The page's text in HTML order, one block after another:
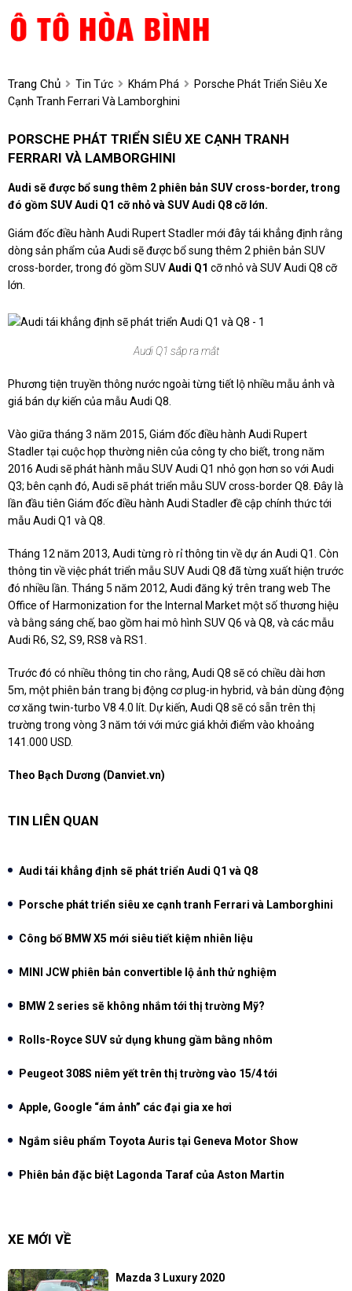
Trang Chủ Tin Tức Khám Phá
Porsche Phát Triển Siêu Xe
Cạnh Tranh Ferrari Và Lamborghini
PORSCHE PHÁT TRIỂN SIÊU XE CẠNH TRANH
FERRARI VÀ LAMBORGHINI
Audi sẽ được bổ sung thêm 2 phiên bản SUV cross-border, trong
đó gồm SUV Audi Q1 cỡ nhỏ và SUV Audi Q8 cỡ lớn.
Giám đốc điều hành Audi Rupert Stadler mới đây tái khẳng định rằng
dòng sản phẩm của Audi sẽ được bổ sung thêm 2 phiên bản SUV
cross-border, trong đó gồm SUVAudi Q1 cỡ nhỏ và SUV Audi Q8 cỡ
lớn.
Audi Q1 sắp ra mắt
Phương tiện truyền thông nước ngoài từng tiết lộ nhiều mẫu ảnh và
giá bán dự kiến của mẫu Audi Q8.
Vào giữa tháng 3 năm 2015, Giám đốc điều hành Audi Rupert
Stadler tại cuộc họp thường niên của công ty cho biết, trong năm
2016 Audi sẽ phát hành mẫu SUV Audi Q1 nhỏ gọn hơn so với Audi
Q3; bên cạnh đó, Audi sẽ phát triển mẫu SUV cross-border Q8. Đây là
lần đầu tiên Giám đốc điều hành Audi Stadler đề cập chính thức tới
mẫu Audi Q1 và Q8.
Tháng 12 năm 2013, Audi từng rò rỉ thông tin về dự án Audi Q1. Còn
thông tin về việc phát triển mẫu SUV Audi Q8 đã từng xuất hiện trước
đó nhiều lần. Tháng 5 năm 2012, Audi đăng ký trên trang web The
Office of Harmonization for the Internal Market một số thương hiệu
và bằng sáng chế, bao gồm hai mô hình SUV Q6 và Q8, và các mẫu
Audi R6, S2, S9, RS8 và RS1.
Trước đó có nhiều thông tin cho rằng, Audi Q8 sẽ có chiều dài hơn
5m, một phiên bản trang bị động cơ plug-in hybrid, và bản dùng động
cơ xăng twin-turbo V8 4.0 lít. Dự kiến, Audi Q8 sẽ có sẵn trên thị
trường trong vòng 3 năm tới với mức giá khởi điểm vào khoảng
141.000 USD.
Theo Bạch Dương (Danviet.vn)
TIN LIÊN QUAN
Audi tái khẳng định sẽ phát triển Audi Q1 và Q8
Porsche phát triển siêu xe cạnh tranh Ferrari và Lamborghini
Công bố BMW X5 mới siêu tiết kiệm nhiên liệu
MINI JCW phiên bản convertible lộ ảnh thử nghiệm
BMW 2 series sẽ không nhắm tới thị trường Mỹ?
Rolls-Royce SUV sử dụng khung gầm bằng nhôm
Peugeot 308S niêm yết trên thị trường vào 15/4 tới
Apple, Google “ám ảnh” các đại gia xe hơi
Ngắm siêu phẩm Toyota Auris tại Geneva Motor Show
Phiên bản đặc biệt Lagonda Taraf của Aston Martin
XE MỚI VỀ
Mazda 3 Luxury 2020